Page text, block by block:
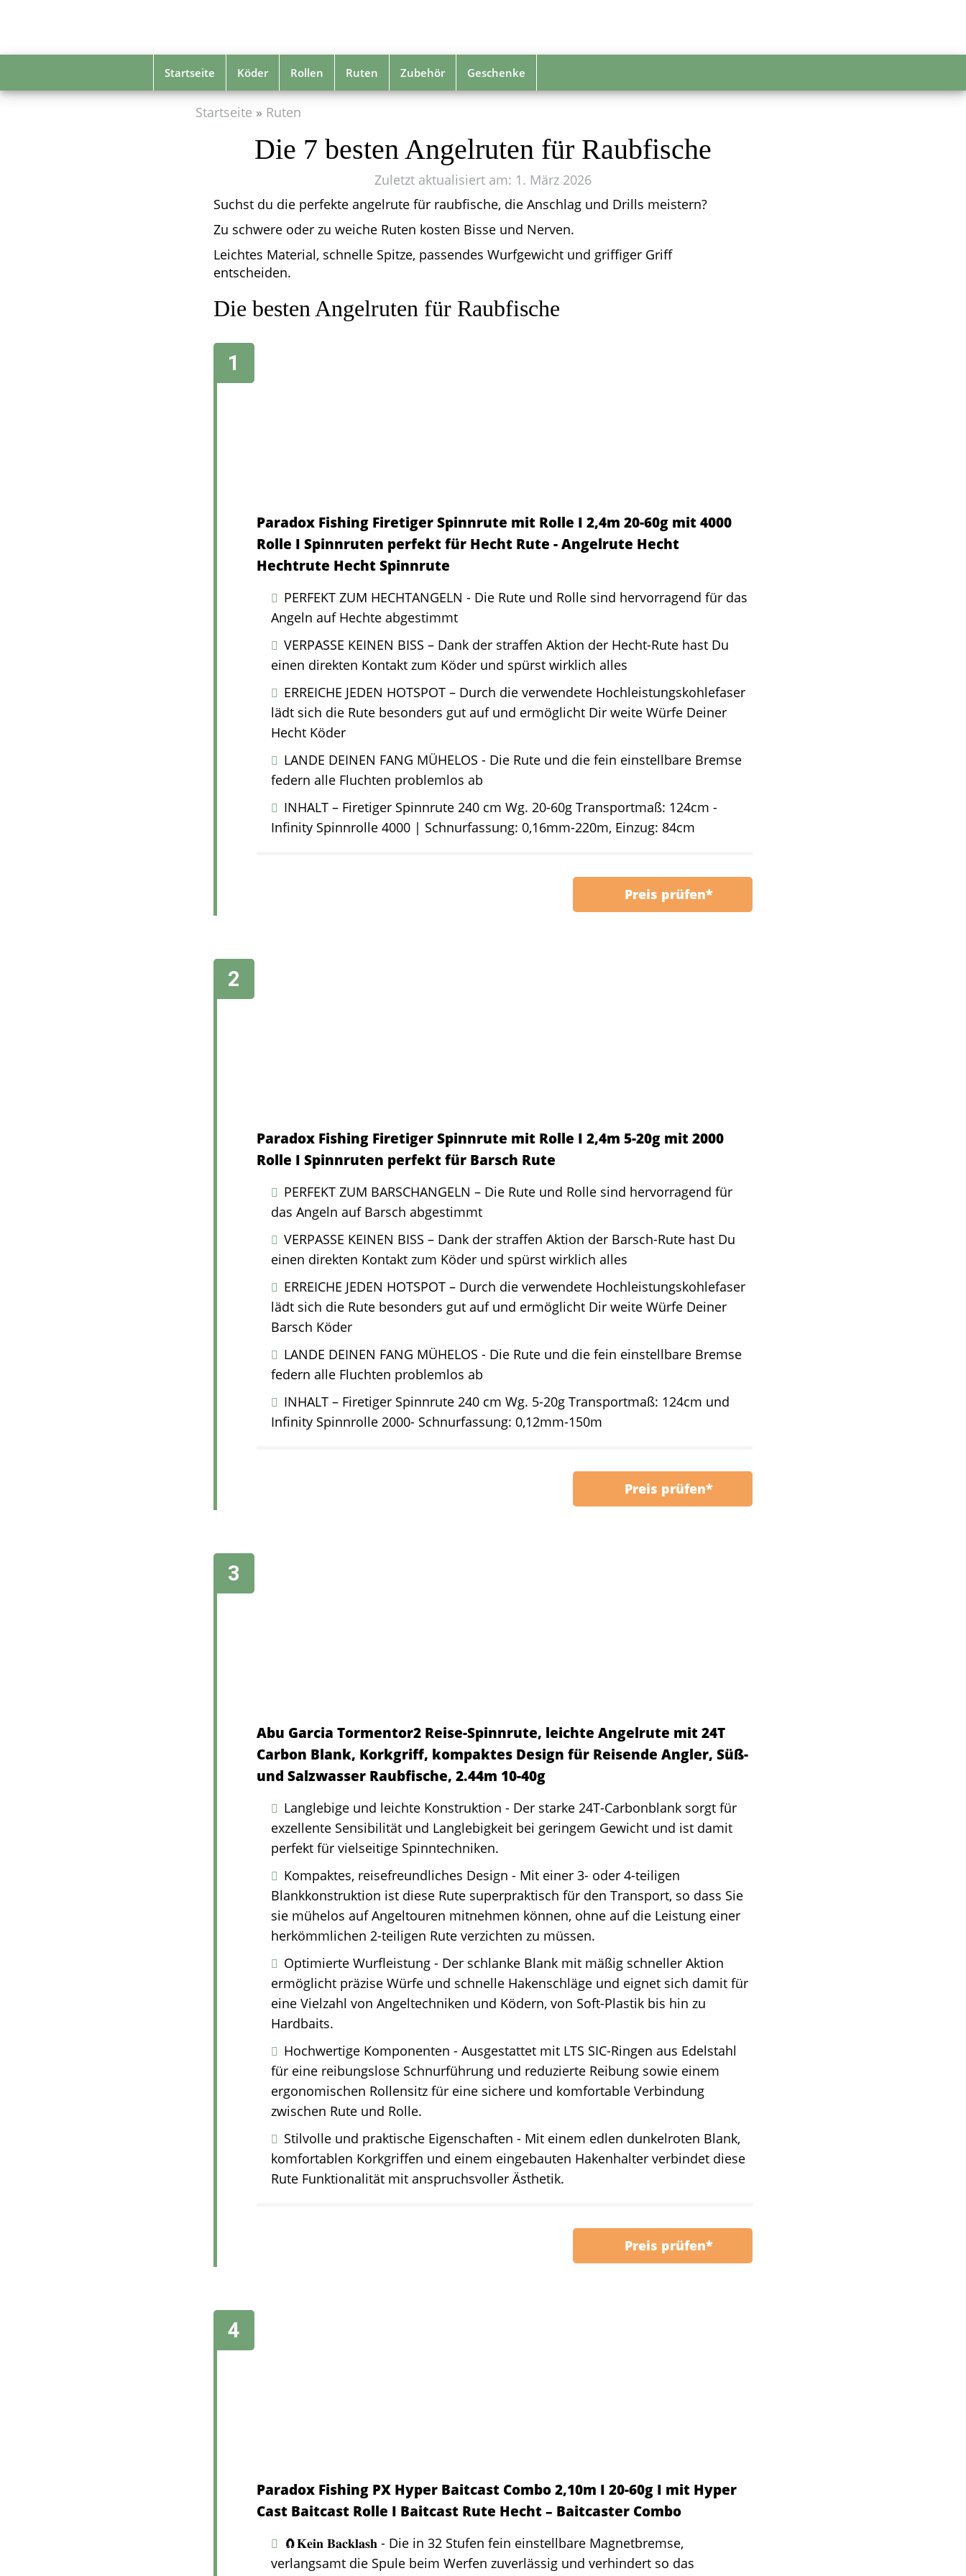
Startseite Köder Rollen Ruten Zubehör Geschenke
Startseite Ruten
Die 7 besten Angelruten für Raubfische
Zuletzt aktualisiert am: 1. März 2026
Suchst du die perfekte angelrute für raubfische, die Anschlag und Drills meistern?
Zu schwere oder zu weiche Ruten kosten Bisse und Nerven.
Leichtes Material, schnelle Spitze, passendes Wurfgewicht und griffiger Griff
entscheiden.
Die besten Angelruten für Raubfische
Paradox Fishing Firetiger Spinnrute mit Rolle I 2,4m 20-60g mit 4000
Rolle I Spinnruten perfekt für Hecht Rute - Angelrute Hecht
Hechtrute Hecht Spinnrute
PERFEKT ZUM HECHTANGELN - Die Rute und Rolle sind hervorragend für das
Angeln auf Hechte abgestimmt
VERPASSE KEINEN BISS – Dank der straffen Aktion der Hecht-Rute hast Du
einen direkten Kontakt zum Köder und spürst wirklich alles
ERREICHE JEDEN HOTSPOT – Durch die verwendete Hochleistungskohlefaser
lädt sich die Rute besonders gut auf und ermöglicht Dir weite Würfe Deiner
Hecht Köder
LANDE DEINEN FANG MÜHELOS - Die Rute und die fein einstellbare Bremse
federn alle Fluchten problemlos ab
INHALT – Firetiger Spinnrute 240 cm Wg. 20-60g Transportmaß: 124cm -
Infinity Spinnrolle 4000 | Schnurfassung: 0,16mm-220m, Einzug: 84cm
Preis prüfen*
Paradox Fishing Firetiger Spinnrute mit Rolle I 2,4m 5-20g mit 2000
Rolle I Spinnruten perfekt für Barsch Rute
PERFEKT ZUM BARSCHANGELN – Die Rute und Rolle sind hervorragend für
das Angeln auf Barsch abgestimmt
VERPASSE KEINEN BISS – Dank der straffen Aktion der Barsch-Rute hast Du
einen direkten Kontakt zum Köder und spürst wirklich alles
ERREICHE JEDEN HOTSPOT – Durch die verwendete Hochleistungskohlefaser
lädt sich die Rute besonders gut auf und ermöglicht Dir weite Würfe Deiner
Barsch Köder
LANDE DEINEN FANG MÜHELOS - Die Rute und die fein einstellbare Bremse
federn alle Fluchten problemlos ab
INHALT – Firetiger Spinnrute 240 cm Wg. 5-20g Transportmaß: 124cm und
Infinity Spinnrolle 2000- Schnurfassung: 0,12mm-150m
Preis prüfen*
Abu Garcia Tormentor2 Reise-Spinnrute, leichte Angelrute mit 24T
Carbon Blank, Korkgriff, kompaktes Design für Reisende Angler, Süß-
und Salzwasser Raubfische, 2.44m 10-40g
Langlebige und leichte Konstruktion - Der starke 24T-Carbonblank sorgt für
exzellente Sensibilität und Langlebigkeit bei geringem Gewicht und ist damit
perfekt für vielseitige Spinntechniken.
Kompaktes, reisefreundliches Design - Mit einer 3- oder 4-teiligen
Blankkonstruktion ist diese Rute superpraktisch für den Transport, so dass Sie
sie mühelos auf Angeltouren mitnehmen können, ohne auf die Leistung einer
herkömmlichen 2-teiligen Rute verzichten zu müssen.
Optimierte Wurfleistung - Der schlanke Blank mit mäßig schneller Aktion
ermöglicht präzise Würfe und schnelle Hakenschläge und eignet sich damit für
eine Vielzahl von Angeltechniken und Ködern, von Soft-Plastik bis hin zu
Hardbaits.
Hochwertige Komponenten - Ausgestattet mit LTS SIC-Ringen aus Edelstahl
für eine reibungslose Schnurführung und reduzierte Reibung sowie einem
ergonomischen Rollensitz für eine sichere und komfortable Verbindung
zwischen Rute und Rolle.
Stilvolle und praktische Eigenschaften - Mit einem edlen dunkelroten Blank,
komfortablen Korkgriffen und einem eingebauten Hakenhalter verbindet diese
Rute Funktionalität mit anspruchsvoller Ästhetik.
Preis prüfen*
Paradox Fishing PX Hyper Baitcast Combo 2,10m I 20-60g I mit Hyper
Cast Baitcast Rolle I Baitcast Rute Hecht – Baitcaster Combo
🧲𝐊𝐞𝐢𝐧 𝐁𝐚𝐜𝐤𝐥𝐚𝐬𝐡 - Die in 32 Stufen fein einstellbare Magnetbremse,
verlangsamt die Spule beim Werfen zuverlässig und verhindert so das